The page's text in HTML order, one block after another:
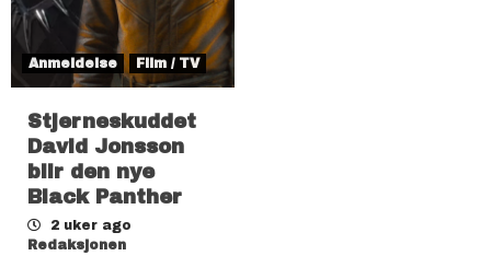
Anmeldelse Film / TV
Stjerneskuddet
David Jonsson
blir den nye
Black Panther
2 uker ago
Redaksjonen